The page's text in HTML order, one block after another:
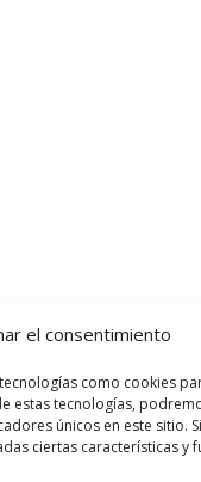
el consentimiento
como cookies
estas tecnologías,
únicos en este sitio.
ciertas características y